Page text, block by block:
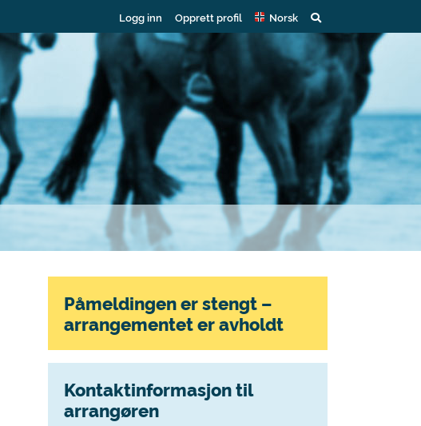
Logg inn Opprett profil Norsk
Påmeldingen er stengt –
arrangementet er avholdt
Kontaktinformasjon til
arrangøren